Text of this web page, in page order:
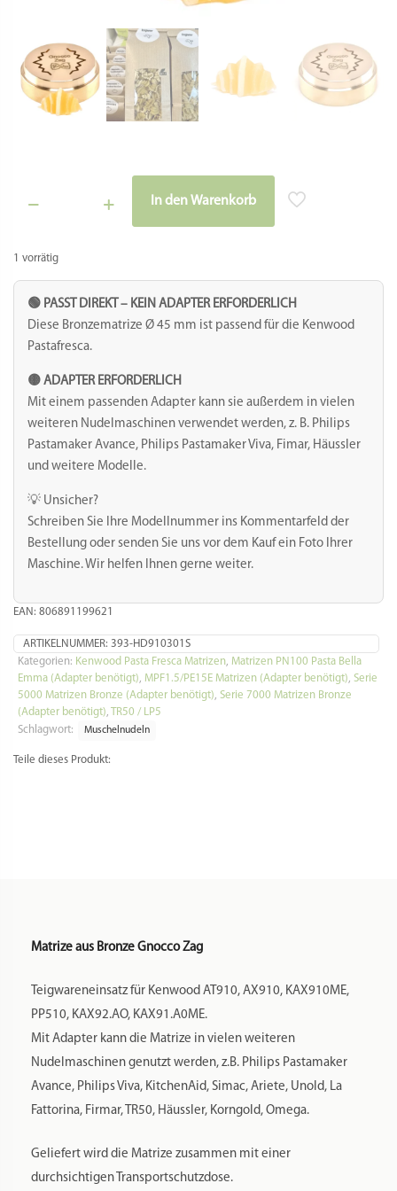
ARTIKELNUMMER:393-HD910301S
Kategorien:Kenwood Pasta Fresca Matrizen,
Matrizen PN100 Pasta Bella
Emma (Adapter benötigt),MPF1.5/PE15E Matrizen (Adapter benötigt),Serie
5000 Matrizen Bronze (Adapter benötigt)
Serie 7000 Matrizen Bronze
(Adapter benötigt) ,TR50 / LP5
Facebook
Twitter
Email
GmailWhatsApp
Teilen
Matrize aus Bronze Gnocco Zag
Teigwareneinsatz für Kenwood AT910, AX910, KAX910ME,
PP510, KAX92.AO, KAX91.A0ME.
Mit Adapter kann die Matrize in vielen weiteren
Nudelmaschinen genutzt werden, z.B. Philips Pastamaker
Avance, Philips Viva, KitchenAid, Simac, Ariete, Unold, La
Fattorina, Firmar, TR50, Häussler, Korngold, Omega.
durchsichtigen Transportschutzdose.
Warum Bronze:
Bei Bronzematrizen handelte es sich um die traditionelle Art
der Pastamanufaktur. Zu finden sind die „al bronzo“
gefertigten Nudeln nur selten und meist nur in
Rezept:
ausreichend kalter Flüssigkeit wie Wasser und/oder Ei. Der
Teig sollte ca. 8-10 Minuten geknetet werden, nur so kann
das Gluten vom Hartweizen sich voll entwickeln. Das
Ergebnis sollte ein feucht krümeliger Teig sein. Ein
Standardrezept für unsere Matrizen finden Sie hier.
Auch die Produktion von glutenfreien Nudeln ist mit den
Nachhaltigkeit: